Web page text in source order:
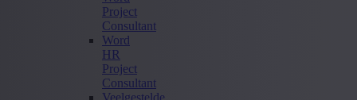
Project
Consultant
Word
HR
Project
Consultant
Veelgestelde